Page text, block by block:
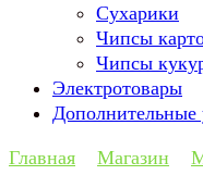
Сухарики
Чипсы
Чипсы
Электротовары
Дополнительные
Главная Магазин